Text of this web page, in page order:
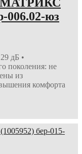
МАТРИКС
006.02-юз
дБ •
поколения: не
из
комфорта